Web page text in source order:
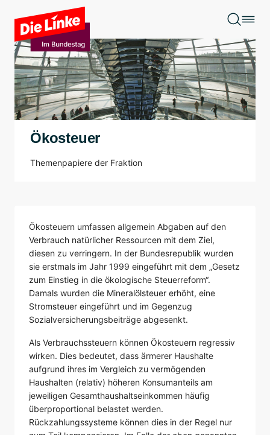
Zum Hauptinhalt springen
Ökosteuer
Themenpapiere der Fraktion
Ökosteuern umfassen allgemein Abgaben auf den
Verbrauch natürlicher Ressourcen mit dem Ziel,
diesen zu verringern. In der Bundesrepublik wurden
sie erstmals im Jahr 1999 eingeführt mit dem „Gesetz
zum Einstieg in die ökologische Steuerreform“.
Damals wurden die Mineralölsteuer erhöht, eine
Stromsteuer eingeführt und im Gegenzug
Sozialversicherungsbeiträge abgesenkt.
Als Verbrauchssteuern können Ökosteuern regressiv
wirken. Dies bedeutet, dass ärmerer Haushalte
aufgrund ihres im Vergleich zu vermögenden
Haushalten (relativ) höheren Konsumanteils am
jeweiligen Gesamthaushaltseinkommen häufig
überproportional belastet werden.
Rückzahlungssysteme können dies in der Regel nur